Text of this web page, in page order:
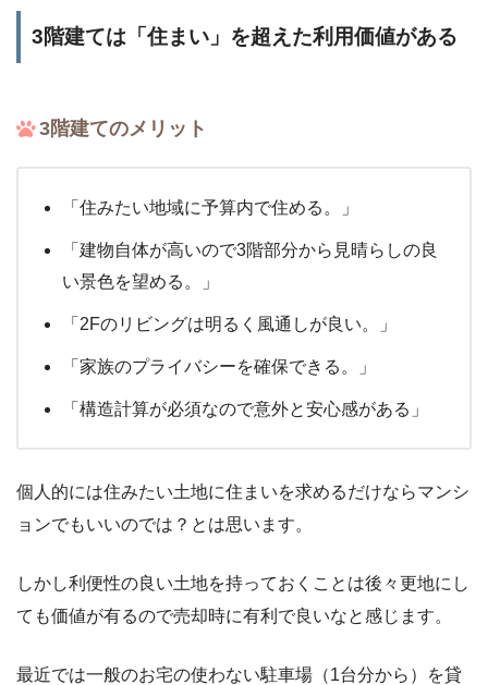
3階建ては「住まい」を超えた利用価値がある
3階建てのメリット
「住みたい地域に予算内で住める。」
「建物自体が高いので3階部分から見晴らしの良
い景色を望める。」
「2Fのリビングは明るく風通しが良い。」
「家族のプライバシーを確保できる。」
「構造計算が必須なので意外と安心感がある」
個人的には住みたい土地に住まいを求めるだけならマンシ
ョンでもいいのでは？とは思います。
しかし利便性の良い土地を持っておくことは後々更地にし
ても価値が有るので売却時に有利で良いなと感じます。
最近では一般のお宅の使わない駐車場（1台分から）を貸